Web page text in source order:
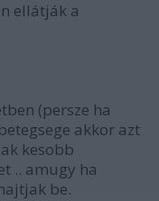
ellátják a
(persze ha
akkor azt
kesobb
.. amugy ha
be.